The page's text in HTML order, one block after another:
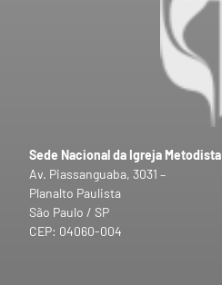
Sede Nacional da Igreja Metodista
Av. Piassanguaba, 3031 –
Planalto Paulista
São Paulo / SP
CEP: 04060-004